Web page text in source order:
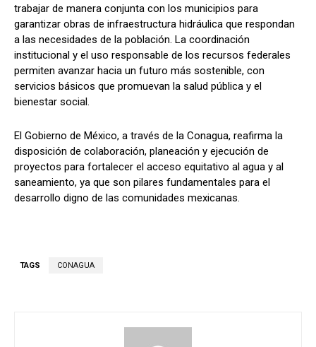
trabajar de manera conjunta con los municipios para
garantizar obras de infraestructura hidráulica que respondan
a las necesidades de la población. La coordinación
institucional y el uso responsable de los recursos federales
permiten avanzar hacia un futuro más sostenible, con
servicios básicos que promuevan la salud pública y el
bienestar social.
El Gobierno de México, a través de la Conagua, reafirma la
disposición de colaboración, planeación y ejecución de
proyectos para fortalecer el acceso equitativo al agua y al
saneamiento, ya que son pilares fundamentales para el
desarrollo digno de las comunidades mexicanas.
TAGS CONAGUA